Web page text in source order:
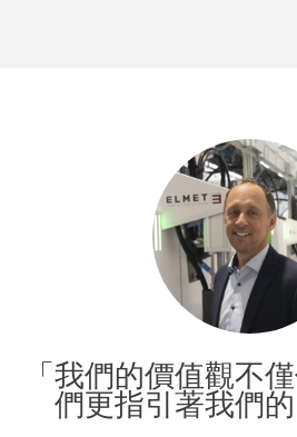
「我們的價值觀不
們更指引著我們的